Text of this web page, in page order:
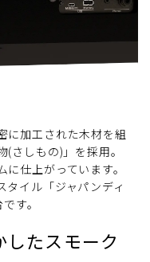
に加工された木材を組
さしもの)」を採用。
仕上がっています。
タイル「ジャパンディ
す。
たスモーク